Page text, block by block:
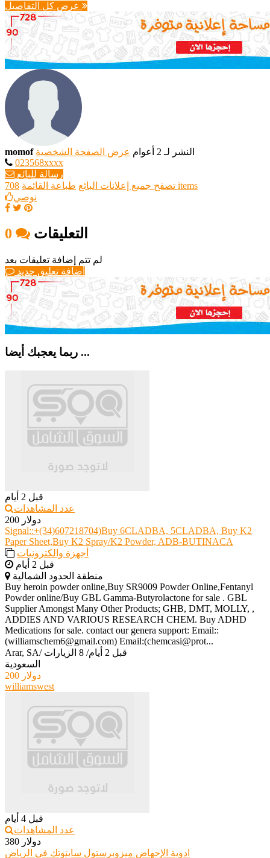
momof النشر لـ 2 أعوام
عرض الصفحة الشخصية
023568xxxx
رسالة للبائع
تصفح جميع إعلانات البائع طباعة القائمة
708 items
نوصي
التعليقات
لم تتم إضافة تعليقات بعد
أضافة تعليق جديد
ربما يعجبك أيضا ...
قبل 2 أيام
عدد المشاهدات
200 دولار
Signal::+(34)607218704)Buy 6CLADBA, 5CLADBA, Buy K2
Paper Sheet,Buy K2 Spray/K2 Powder, ADB-BUTINACA
أجهزة والكترونيات
قبل 2 أيام
منطقة الحدود الشمالية
Buy heroin powder online,Buy SR9009 Powder Online,Fentanyl
Powder online/Buy GBL Gamma-Butyrolactone for sale . GBL
Supplier Amongst Many Other Products; GHB, DMT, MOLLY, ,
ADDIES AND VARIOUS RESEARCH CHEM. Buy ADHD
Medications for sale. contact our genera support: Email::
(williamschem6@gmail.com) Email:(chemcasi@prot...
Arar, SA/ قبل 2 أيام / 8 الزيارات
السعودية
200 دولار
williamswest
قبل 4 أيام
عدد المشاهدات
380 دولار
ادوية الإجهاض ميزوبرستول سايتوتك في الرياض